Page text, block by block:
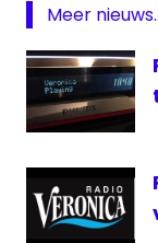
Radio
veronica
verplaatsen
Meer